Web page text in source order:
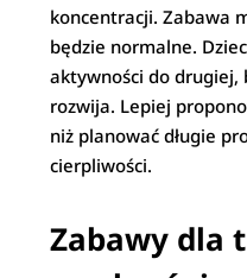
koncentracji. Zabawa
będzie normalne.
aktywności do drugiej,
rozwija. Lepiej
niż planować długie
cierpliwości.
Zabawy dla